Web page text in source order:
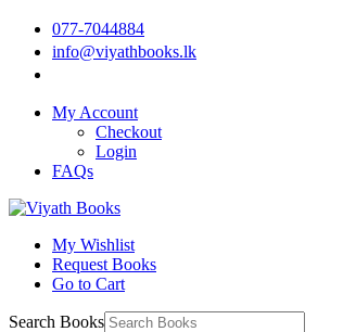
077-7044884
info@viyathbooks.lk
My Account
Checkout
Login
FAQs
My Wishlist
Request Books
Go to Cart
Search Books